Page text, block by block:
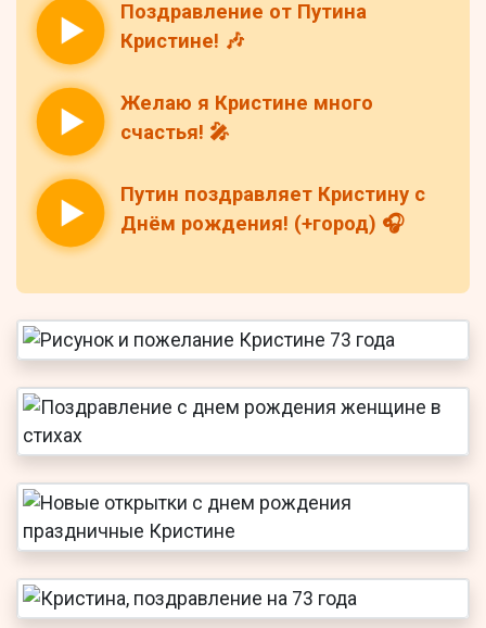
Поздравление от Путина
Кристине! 🎶
Желаю я Кристине много
счастья! 🎤
Путин поздравляет Кристину с
Днём рождения! (+город) 🎧